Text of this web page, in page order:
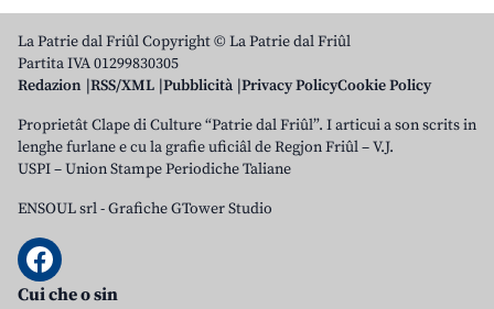
La Patrie dal Friûl Copyright © La Patrie dal Friûl
Partita IVA 01299830305
Redazion RSS/XML Pubblicità Privacy PolicyCookie Policy
Proprietât Clape di Culture “Patrie dal Friûl”. I articui a son scrits in
lenghe furlane e cu la grafie uficiâl de Regjon Friûl – V.J.
USPI – Union Stampe Periodiche Taliane
ENSOUL srl-Grafiche GTower Studio
Cui che o sin